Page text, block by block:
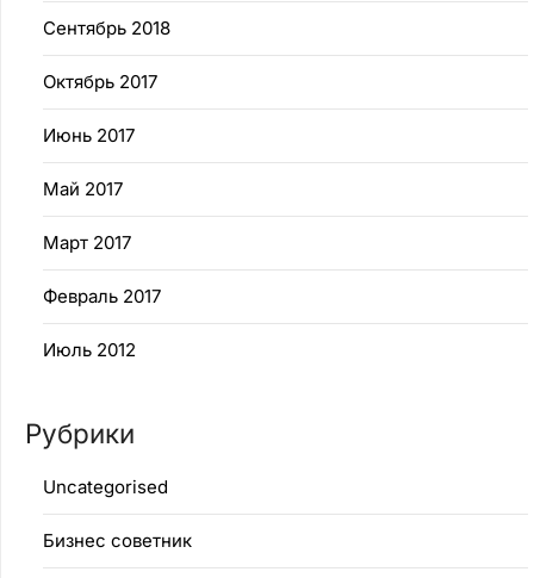
Сентябрь 2018
Октябрь 2017
Июнь 2017
Май 2017
Март 2017
Февраль 2017
Июль 2012
Рубрики
Uncategorised
Бизнес советник